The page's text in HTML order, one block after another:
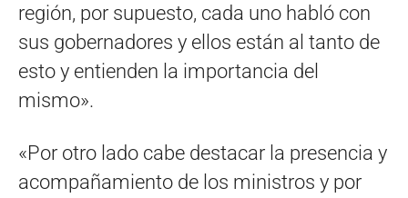
región, por supuesto, cada uno habló con
sus gobernadores y ellos están al tanto de
esto y entienden la importancia del
mismo».
«Por otro lado cabe destacar la presencia y
acompañamiento de los ministros y por